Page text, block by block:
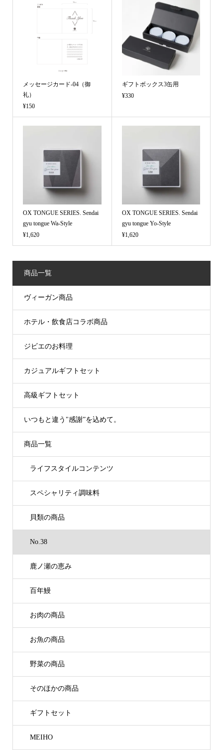
メッセージカード-04（御
礼）
¥150
ギフトボックス3缶用
¥330
OX TONGUE SERIES. Sendai
gyu tongue Wa-Style
¥1,620
OX TONGUE SERIES. Sendai
gyu tongue Yo-Style
¥1,620
商品一覧
ヴィーガン商品
ホテル・飲食店コラボ商品
ジビエのお料理
カジュアルギフトセット
高級ギフトセット
いつもと違う"感謝”を込めて。
商品一覧
ライフスタイルコンテンツ
スペシャリティ調味料
貝類の商品
No.38
鹿ノ瀬の恵み
百年鰻
お肉の商品
お魚の商品
野菜の商品
そのほかの商品
ギフトセット
MEIHO